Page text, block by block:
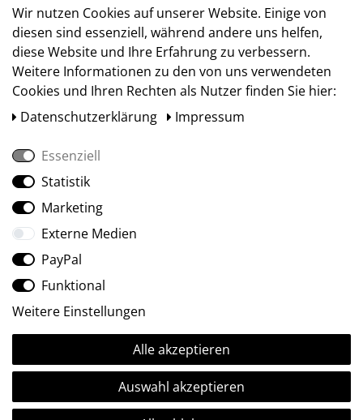
Versand
Social Media
Ⓒ2009-2026 ARTland GmbH • Alle Rechte vorbehalten.
Wir nutzen Cookies auf unserer Website. Einige von
diesen sind essenziell, während andere uns helfen,
diese Website und Ihre Erfahrung zu verbessern.
Weitere Informationen zu den von uns verwendeten
Cookies und Ihren Rechten als Nutzer finden Sie hier:
Daten­schutz­erklärung
Impressum
Essenziell
Statistik
Marketing
Externe Medien
PayPal
Funktional
Weitere Einstellungen
Alle akzeptieren
Auswahl akzeptieren